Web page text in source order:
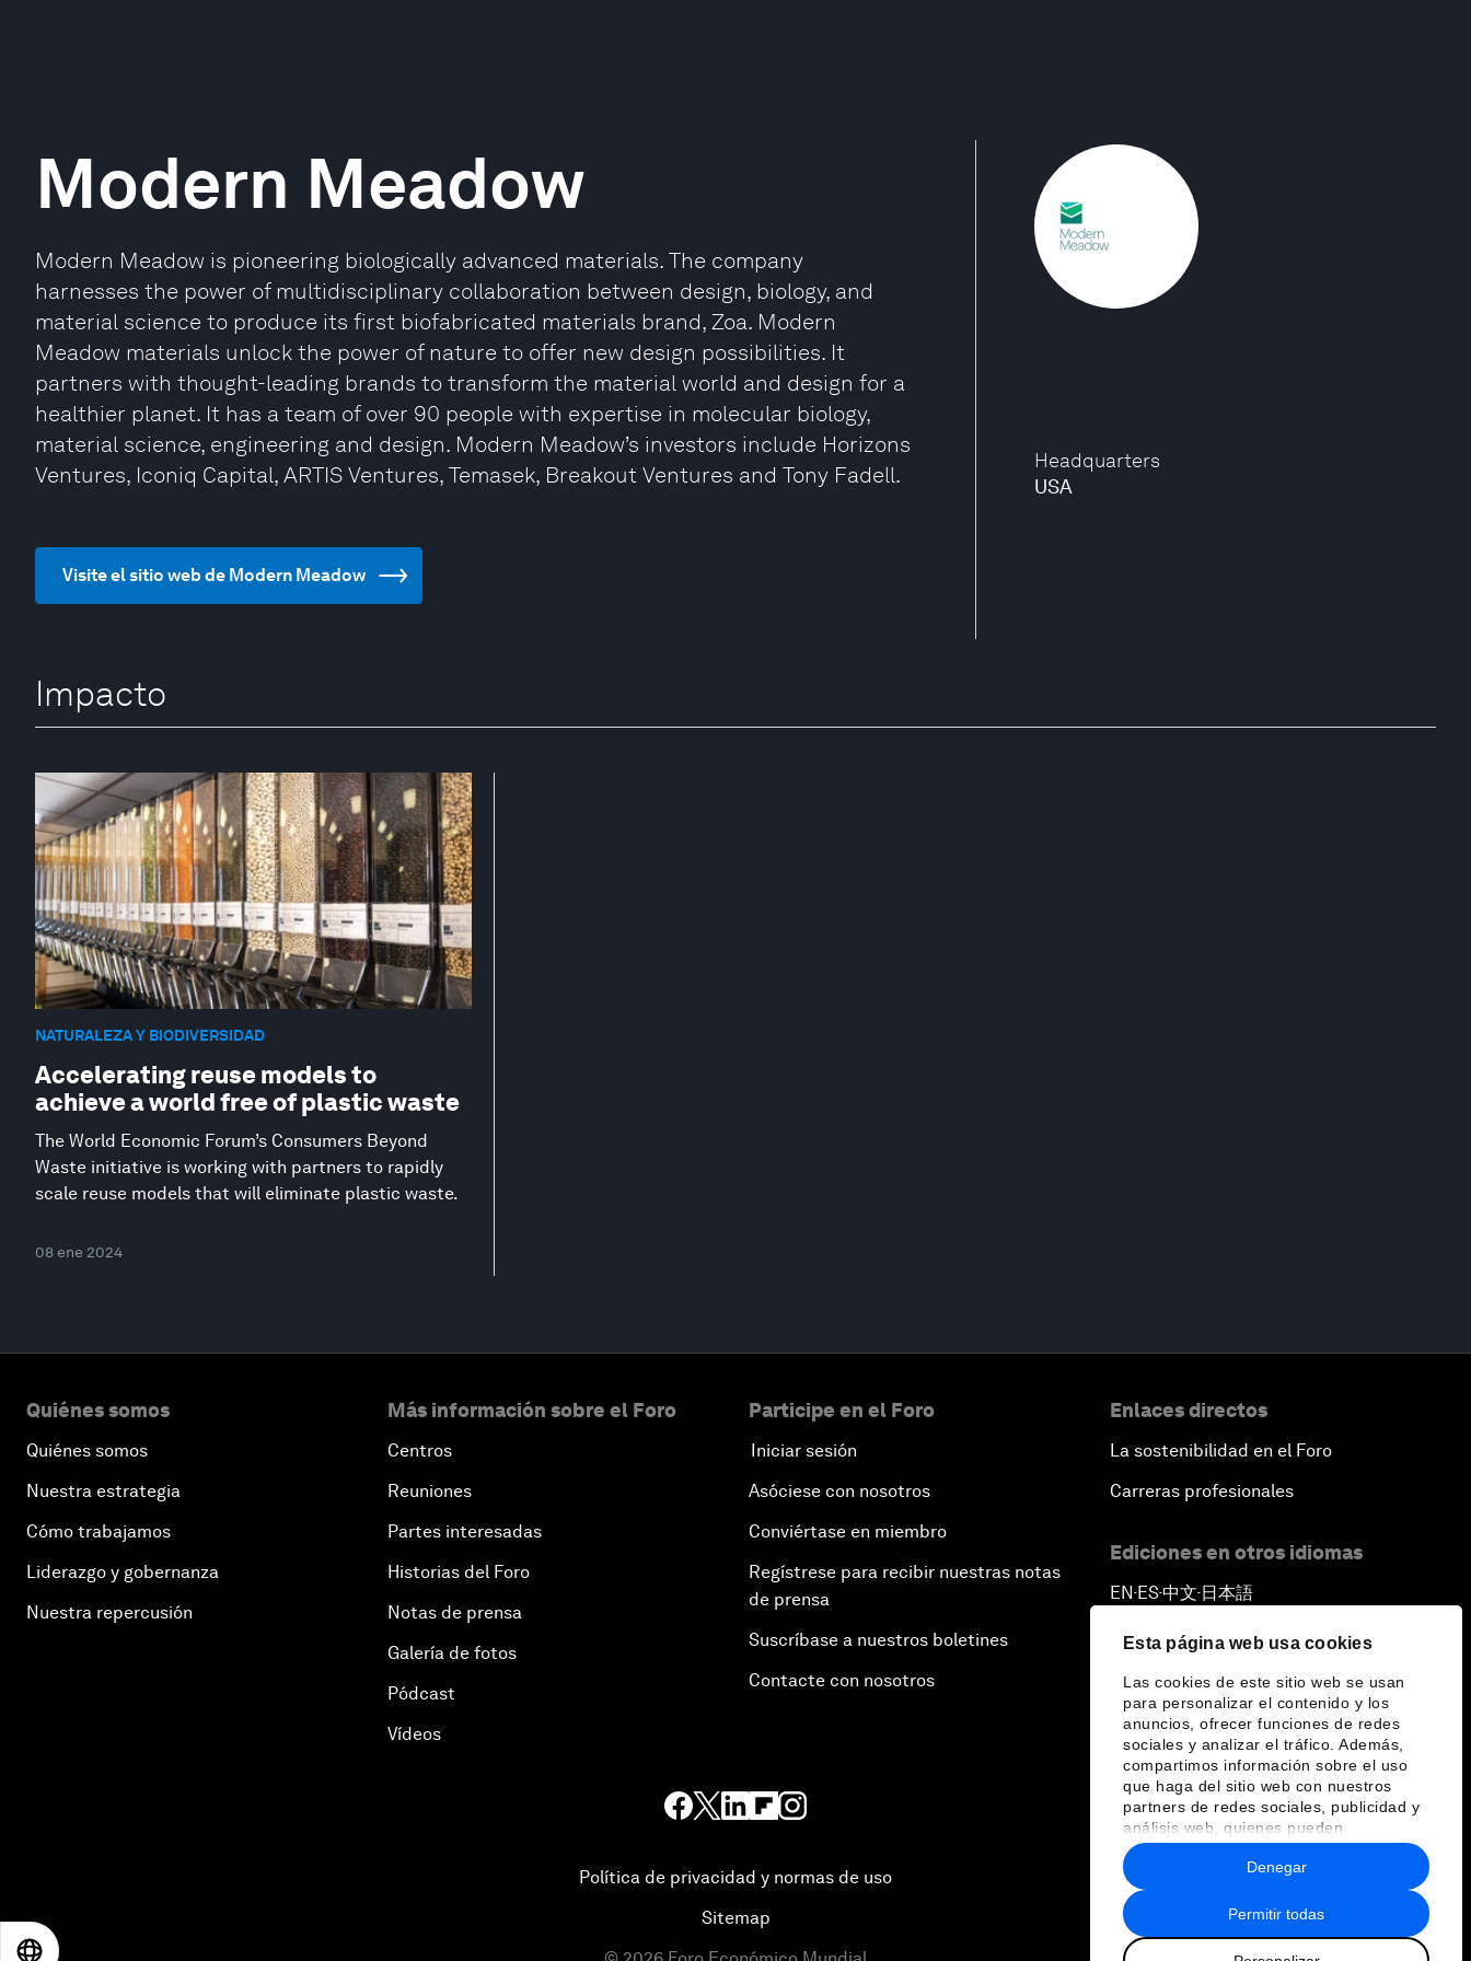
Esta página web usa cookies
Las cookies de este sitio web se usan
para personalizar el contenido y los
anuncios, ofrecer funciones de redes
sociales y analizar el tráfico. Además,
compartimos información sobre el uso
que haga del sitio web con nuestros
partners de redes sociales, publicidad y
análisis web, quienes pueden
combinarla con otra información que les
haya proporcionado o que hayan
recopilado a partir del uso que haya
hecho de sus servicios.
Permitir todas
Denegar
Headquarters
USA
Modern Meadow
Modern Meadow is pioneering biologically advanced materials. The company
harnesses the power of multidisciplinary collaboration between design, biology, and
material science to produce its first biofabricated materials brand, Zoa. Modern
Meadow materials unlock the power of nature to offer new design possibilities. It
partners with thought-leading brands to transform the material world and design for a
healthier planet. It has a team of over 90 people with expertise in molecular biology,
material science, engineering and design. Modern Meadow’s investors include Horizons
Ventures, Iconiq Capital, ARTIS Ventures, Temasek, Breakout Ventures and Tony Fadell.
Visite el sitio web de Modern Meadow
Impacto
NATURALEZA Y BIODIVERSIDAD
Accelerating reuse models to
achieve a world free of plastic waste
The World Economic Forum’s Consumers Beyond
Waste initiative is working with partners to rapidly
scale reuse models that will eliminate plastic waste.
08 ene 2024
Quiénes somos
Quiénes somos
Nuestra estrategia
Cómo trabajamos
Liderazgo y gobernanza
Nuestra repercusión
Más información sobre el Foro
Centros
Reuniones
Partes interesadas
Historias del Foro
Notas de prensa
Galería de fotos
Pódcast
Vídeos
Participe en el Foro
Iniciar sesión
Asóciese con nosotros
Conviértase en miembro
Regístrese para recibir nuestras notas
de prensa
Suscríbase a nuestros boletines
Contacte con nosotros
Enlaces directos
La sostenibilidad en el Foro
Carreras profesionales
Ediciones en otros idiomas
EN ▪ES▪中文▪ 日本語
Política de privacidad y normas de uso
Sitemap